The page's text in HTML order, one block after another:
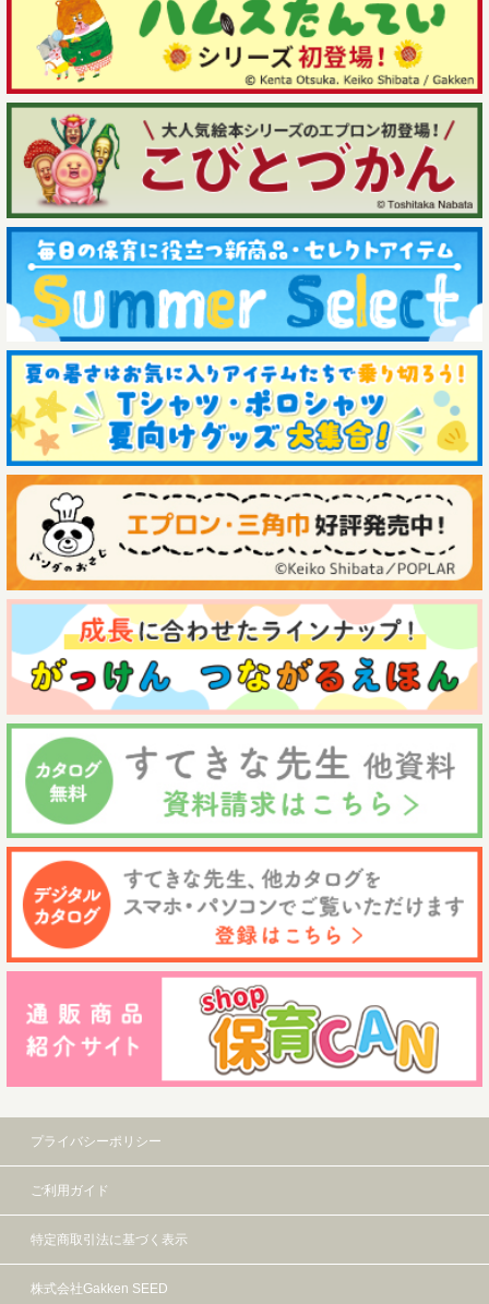
プライバシーポリシー
ご利用ガイド
特定商取引法に基づく表示
株式会社Gakken SEED